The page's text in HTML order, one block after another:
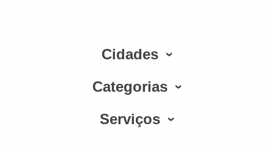
Cidades
Categorias
Serviços